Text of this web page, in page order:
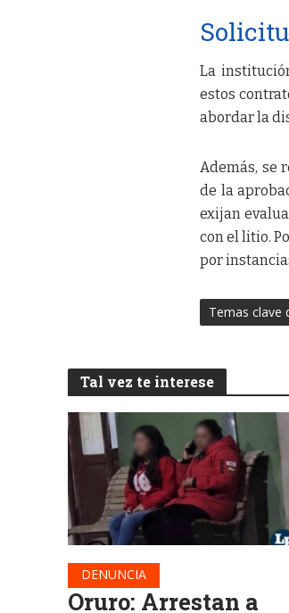
La
estos
abordar la
Además, se
de la
exijan
con el litio.
por
Temas clave
Tal vez te interese
DENUNCIA
Oruro: Arrestan a